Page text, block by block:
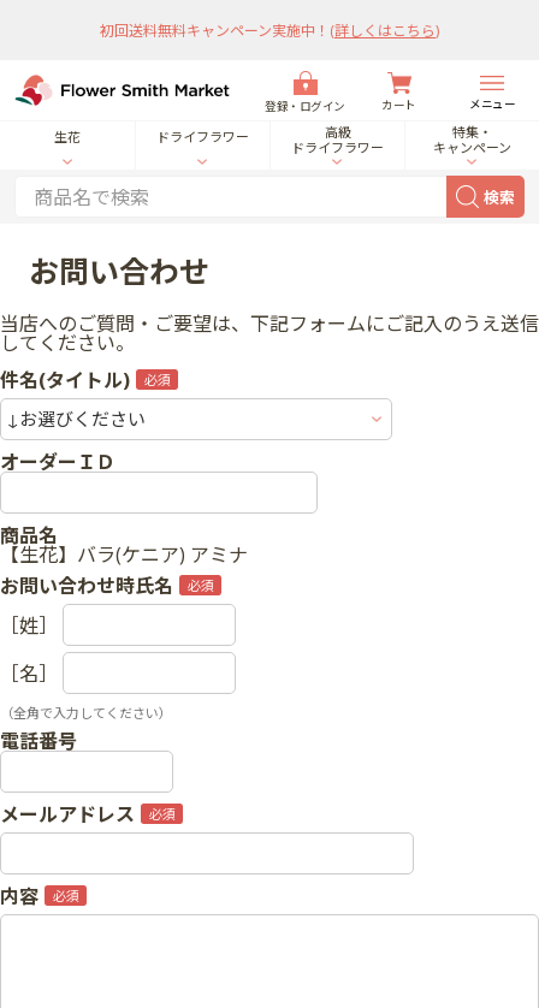
初回送料無料キャンペーン実施中！ (詳しくはこちら)
登録・ログイン カート メニュー
生花 ドライフラワー
高級
ドライフラワー
特集・
キャンペーン
検索
お問い合わせ
当店へのご質問・ご要望は、下記フォームにご記入のうえ送信
してください。
件名(タイトル)
オーダーＩＤ
商品名
【生花】バラ(ケニア) アミナ
お問い合わせ時氏名
［姓］
［名］
（全角で入力してください）
電話番号
メールアドレス
内容